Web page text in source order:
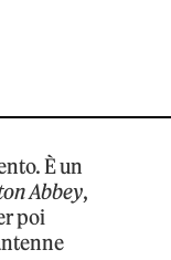
È un
Abbey,
poi